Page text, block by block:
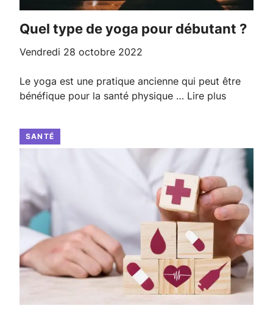
Quel type de yoga pour débutant ?
vendredi 28 octobre 2022
Le yoga est une pratique ancienne qui peut être
bénéfique pour la santé physique … Lire plus
SANTÉ